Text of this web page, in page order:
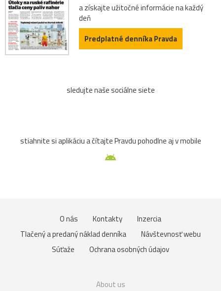
a získajte užitočné informácie na každý
deň
Predplatné denníka Pravda
sledujte naše sociálne siete
stiahnite si aplikáciu a čítajte Pravdu pohodlne aj v mobile
O nás Kontakty
Inzercia
Tlačený a predaný náklad denníka
Návštevnosť webu
Súťaže
Ochrana osobných údajov
About us